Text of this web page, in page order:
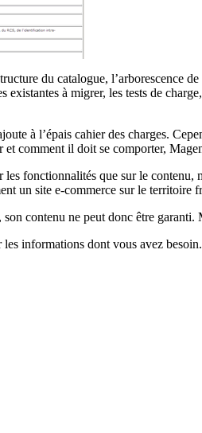
du catalogue, l’arborescence
à migrer, les tests de
à l’épais cahier des charges.
comment il doit se comporter,
fonctionnalités que sur le
un site e-commerce sur le territoire
contenu ne peut donc être
informations dont vous avez besoin.